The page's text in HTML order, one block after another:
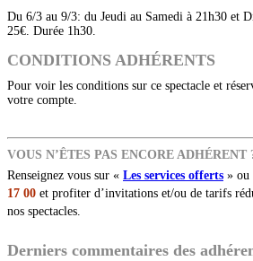
Du 6/3 au 9/3: du Jeudi au Samedi à 21h30 et
25€. Durée 1h30.
CONDITIONS ADHÉRENTS
Pour voir les conditions sur ce spectacle et
votre compte.
VOUS N’ÊTES PAS ENCORE ADHÉRENT
Renseignez vous sur « Les services offerts » ou
17 00 et profiter d’invitations et/ou de tarifs
nos spectacles.
Derniers commentaires des